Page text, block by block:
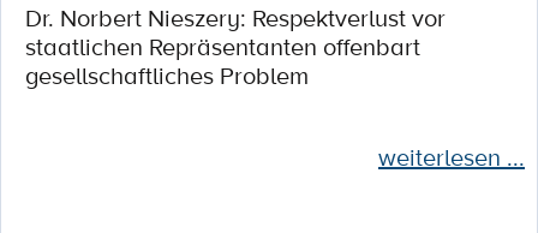
Dr. Norbert Nieszery: Respektverlust vor
staatlichen Repräsentanten offenbart
gesellschaftliches Problem
weiterlesen ...